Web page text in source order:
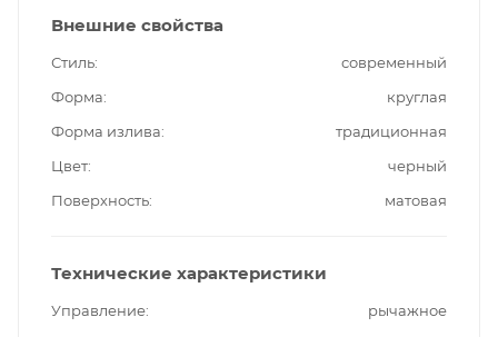
Внешние свойства
Стиль
современный
Форма
круглая
Форма излива
традиционная
Цвет
черный
Поверхность
матовая
Технические характеристики
Управление
рычажное